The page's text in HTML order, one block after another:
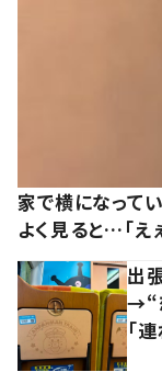
家で横になって
よく見ると…「え
出
→“
「